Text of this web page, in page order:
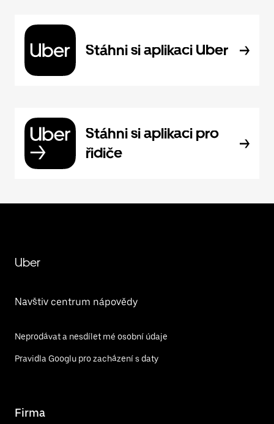
Stáhni si aplikaci Uber
Stáhni si aplikaci pro
řidiče
Uber
Navštiv centrum nápovědy
Neprodávat a nesdílet mé osobní údaje
Pravidla Googlu pro zacházení s daty
Firma